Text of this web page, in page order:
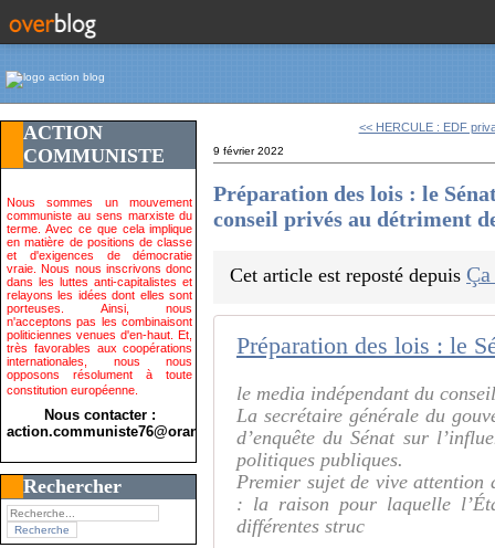
ACTION
COMMUNISTE
Nous sommes un mouvement
communiste au sens marxiste du
terme. Avec ce que cela implique
en matière de positions de classe
et d'exigences de démocratie
vraie. Nous nous inscrivons donc
dans les luttes anti-capitalistes et
relayons les idées dont elles sont
porteuses. Ainsi, nous
n'acceptons pas les combinaisont
politiciennes venues d'en-haut. Et,
très favorables aux coopérations
internationales, nous nous
opposons résolument à toute
constitution européenne.
Nous contacter :
action.communiste76@orange.fr>
Rechercher
<< HERCULE : EDF
9 février 2022
Préparation des lois : le
conseil privés au détriment
Cet article est reposté depuis
le media indépendant du
La secrétaire générale du
d’enquête du Sénat sur
politiques publiques.
Premier sujet de vive attention
: la raison pour laquelle
différentes struc